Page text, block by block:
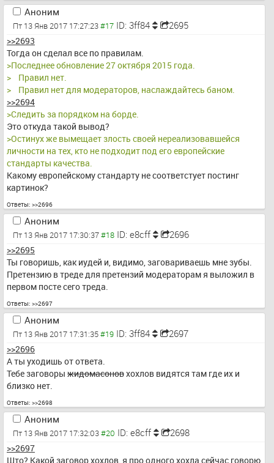
Аноним
Пт 13 Янв 2017 17:27:23 ID: 3ff84 2695
>>2693
Тогда он сделал все по правилам.
>Последнее обновление 27 октября 2015 года.
>    Правил нет.
>    Правил нет для модераторов, наслаждайтесь баном.
>>2694
>Следить за порядком на борде.
Это откуда такой вывод?
>Остинух же вымещает злость своей нереализовавшейся
личности на тех, кто не подходит под его европейские
стандарты качества.
Какому европейскому стандарту не соответстует постинг
картинок?
Ответы: >>2696
Аноним
Пт 13 Янв 2017 17:30:37 ID: e8cff 2696
>>2695
Ты говоришь, как иудей и, видимо, заговариваешь мне зубы.
Претензию в треде для претензий модераторам я выложил в
первом посте сего треда.
Ответы: >>2697
Аноним
Пт 13 Янв 2017 17:31:35 ID: 3ff84 2697
>>2696
А ты уходишь от ответа.
Тебе заговоры жидомасонов хохлов видятся там где их и
близко нет.
Ответы: >>2698
Аноним
Пт 13 Янв 2017 17:32:03 ID: e8cff 2698
>>2697
Што? Какой заговор хохлов, я про одного хохла сейчас говорю